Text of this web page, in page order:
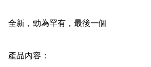
全新，勁為罕有，最後一個
產品內容：